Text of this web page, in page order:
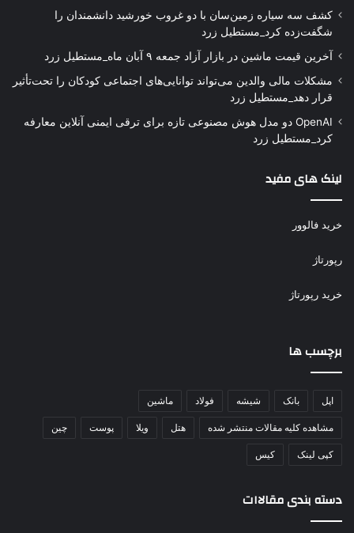
کشف سه سیاره زمین‌سان با دو غروب خورشید دانشمندان را
شگفت‌زده کرد_مستطیل زرد
آخرین قیمت ماشین در بازار آزاد جمعه ۹ آبان ماه_مستطیل زرد
مشکلات مالی والدین می‌تواند توانایی‌های اجتماعی کودکان را تحت‌تأثیر
قرار دهد_مستطیل زرد
OpenAI دو مدل هوش مصنوعی تازه برای ترقی ایمنی آنلاین معارفه
کرد_مستطیل زرد
لینک های مفید
خرید فالوور
رپورتاژ
خرید رپورتاژ
برچسب ها
اپل بانک شیشه فولاد ماشین
مشاهده کلیه مقالات منتشر شده هتل ویلا پوست چین
کپی لینک کیس
دسته بندی مقالاات